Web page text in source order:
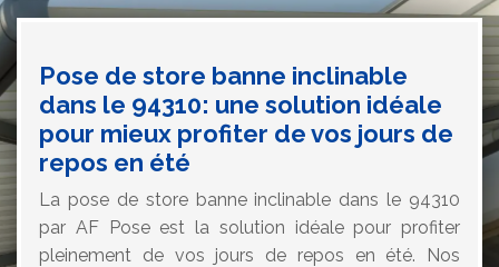
Pose de store banne inclinable
dans le 94310: une solution idéale
pour mieux profiter de vos jours de
repos en été
La pose de store banne inclinable dans le 94310
par AF Pose est la solution idéale pour profiter
pleinement de vos jours de repos en été. Nos